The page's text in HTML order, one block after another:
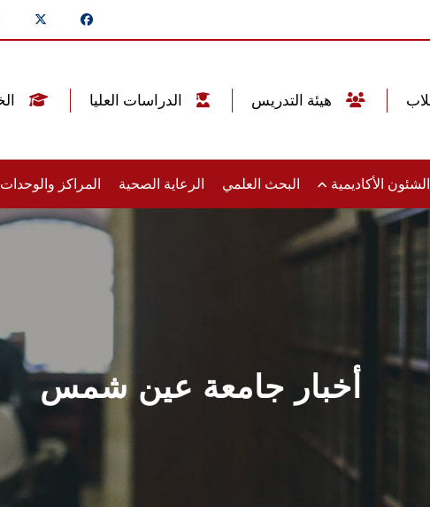
الشئون الأكاديمية البحث العلمي الرعاية الصحية المراكز والوحدات
أخبار جامعة عين شمس